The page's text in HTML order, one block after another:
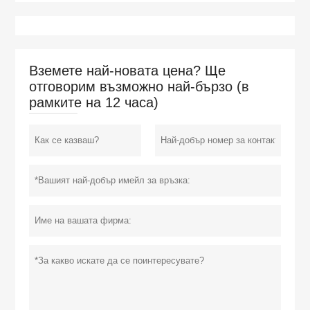
Вземете най-новата цена? Ще
отговорим възможно най-бързо (в
рамките на 12 часа)